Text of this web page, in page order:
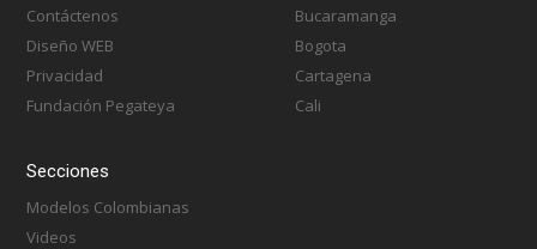
Contáctenos
Diseño WEB
Privacidad
Fundación Pegateya
Bucaramanga
Bogota
Cartagena
Cali
Secciones
Modelos Colombianas
Videos